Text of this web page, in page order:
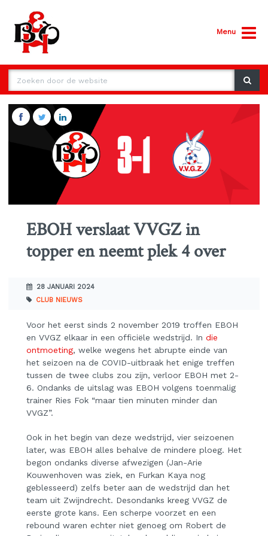
Menu
EBOH verslaat VVGZ in
topper en neemt plek 4 over
28 JANUARI 2024
CLUB NIEUWS
Voor het eerst sinds 2 november 2019 troffen EBOH
en VVGZ elkaar in een officiële wedstrijd. In die
ontmoeting, welke wegens het abrupte einde van
het seizoen na de COVID-uitbraak het enige treffen
tussen de twee clubs zou zijn, verloor EBOH met 2-
6. Ondanks de uitslag was EBOH volgens toenmalig
trainer Ries Fok “maar tien minuten minder dan
VVGZ”.
Ook in het begin van deze wedstrijd, vier seizoenen
later, was EBOH alles behalve de mindere ploeg. Het
begon ondanks diverse afwezigen (Jan-Arie
Kouwenhoven was ziek, en Furkan Kaya nog
geblesseerd) zelfs beter aan de wedstrijd dan het
team uit Zwijndrecht. Desondanks kreeg VVGZ de
eerste grote kans. Een scherpe voorzet en een
rebound waren echter niet genoeg om Robert de